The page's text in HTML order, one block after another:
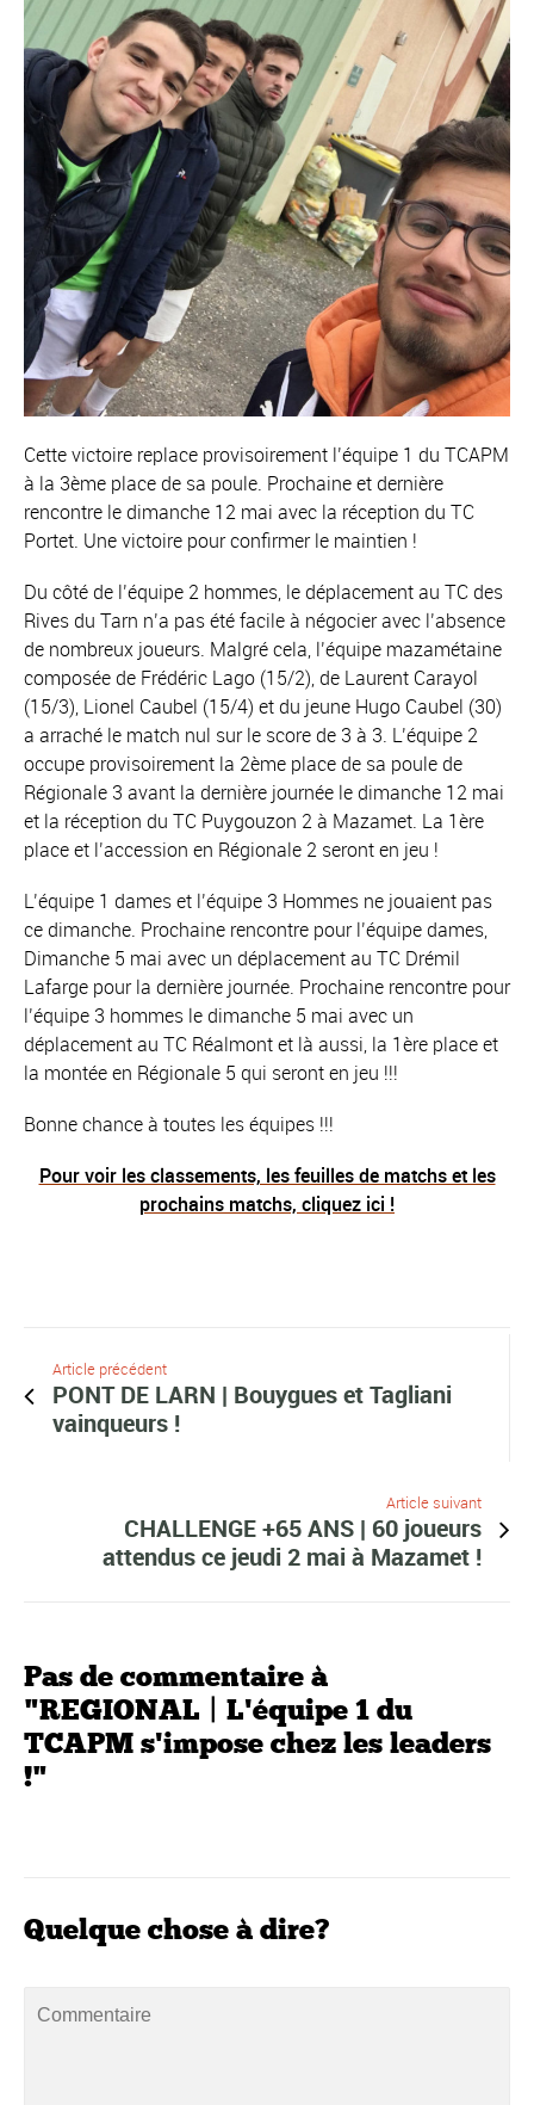
Cette victoire replace provisoirement l’équipe 1 du TCAPM
à la 3ème place de sa poule. Prochaine et dernière
rencontre le dimanche 12 mai avec la réception du TC
Portet. Une victoire pour confirmer le maintien !
Du côté de l’équipe 2 hommes, le déplacement au TC des
Rives du Tarn n’a pas été facile à négocier avec l’absence
de nombreux joueurs. Malgré cela, l’équipe mazamétaine
composée de Frédéric Lago (15/2), de Laurent Carayol
(15/3), Lionel Caubel (15/4) et du jeune Hugo Caubel (30)
a arraché le match nul sur le score de 3 à 3. L’équipe 2
occupe provisoirement la 2ème place de sa poule de
Régionale 3 avant la dernière journée le dimanche 12 mai
et la réception du TC Puygouzon 2 à Mazamet. La 1ère
place et l’accession en Régionale 2 seront en jeu !
L’équipe 1 dames et l’équipe 3 Hommes ne jouaient pas
ce dimanche. Prochaine rencontre pour l’équipe dames,
Dimanche 5 mai avec un déplacement au TC Drémil
Lafarge pour la dernière journée. Prochaine rencontre pour
l’équipe 3 hommes le dimanche 5 mai avec un
déplacement au TC Réalmont et là aussi, la 1ère place et
la montée en Régionale 5 qui seront en jeu !!!
Bonne chance à toutes les équipes !!!
Pour voir les classements, les feuilles de matchs et les
prochains matchs, cliquez ici !
Article précédent
PONT DE LARN | Bouygues et Tagliani
vainqueurs !
Article suivant
CHALLENGE +65 ANS | 60 joueurs
attendus ce jeudi 2 mai à Mazamet !
Pas de commentaire à
"REGIONAL | L'équipe 1 du
TCAPM s'impose chez les leaders
!"
Quelque chose à dire?